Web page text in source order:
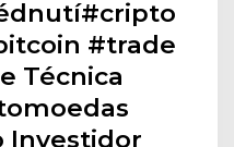
#trade
Técnica
Investidor